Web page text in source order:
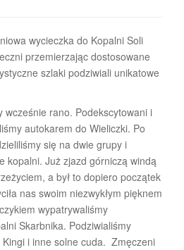
wycieczka do Kopalni Soli
przemierzając dostosowane
szlaki podziwiali unikatowe
wcześnie rano. Podekscytowani i
autokarem do Wieliczki. Po
się na dwie grupy i
kopalni. Już zjazd górniczą windą
a był to dopiero początek
nas swoim niezwykłym pięknem
wypatrywaliśmy
Skarbnika. Podziwialiśmy
i inne solne cuda. Zmęczeni